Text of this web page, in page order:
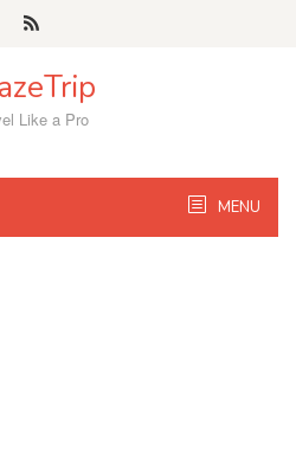
Like a Pro
MENU